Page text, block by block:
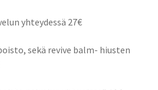
yhteydessä 27€
sekä revive balm- hiusten